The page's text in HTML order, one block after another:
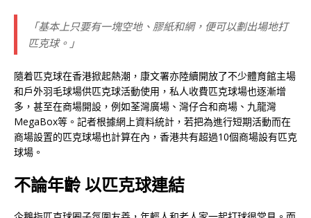
「基本上只要有一塊空地、膠紙和網，便可以劃出場地打
匹克球。」
隨着匹克球在香港掀起熱潮，康文署亦陸續開放了不少體育館主場
和戶外羽毛球場供匹克球活動使用，私人收費匹克球場也逐漸增
多，甚至在商場開設，例如荃灣廣場、灣仔合和商場、九龍灣
MegaBox等。記者根據網上資料統計，若把為進行短期活動而在
商場設置的匹克球場也計算在內，香港共有超過10個商場設有匹克
球場。
不論年齡 以匹克球連結